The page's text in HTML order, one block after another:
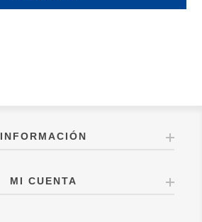
INFORMACIÓN
MI CUENTA